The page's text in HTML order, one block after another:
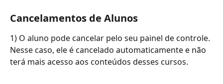
Cancelamentos de Alunos
1) O aluno pode cancelar pelo seu painel de controle.
Nesse caso, ele é cancelado automaticamente e não
terá mais acesso aos conteúdos desses cursos.